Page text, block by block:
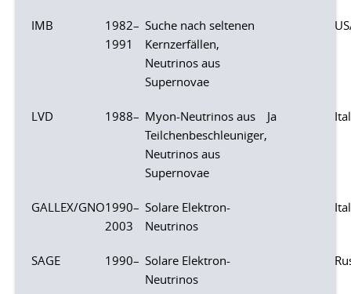
IMB
1982–
1991
Suche nach seltenen
Kernzerfällen,
Neutrinos aus
Supernovae
LVD 1988– Myon-Neutrinos aus
Teilchenbeschleuniger,
Neutrinos aus
Supernovae
Ja
GALLEX/GNO1990–
2003
Solare Elektron-
Neutrinos
SAGE 1990– Solare Elektron-
Neutrinos